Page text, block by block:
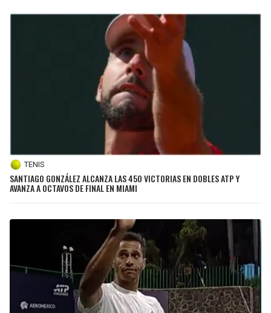
TENIS
SANTIAGO GONZÁLEZ ALCANZA LAS 450 VICTORIAS EN DOBLES ATP Y
AVANZA A OCTAVOS DE FINAL EN MIAMI